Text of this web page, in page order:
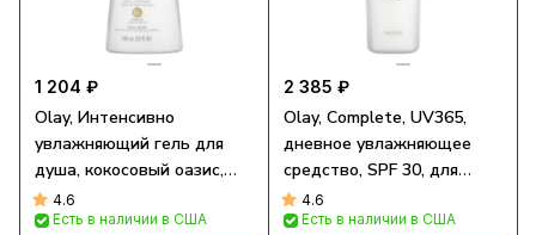
1 204 ₽
Olay, Интенсивно
увлажняющий гель для
душа, кокосовый оазис,
650 мл (22 жидк. унции)
4.6
Есть в наличии в США
2 385 ₽
Olay, Complete, UV365,
дневное увлажняющее
средство, SPF 30, для
чувствительной кожи, 75
мл (2,5 жидк. унции)
4.6
Есть в наличии в США